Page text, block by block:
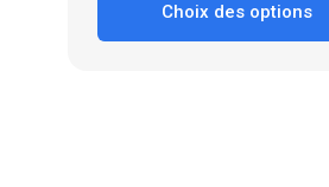
Choix des options